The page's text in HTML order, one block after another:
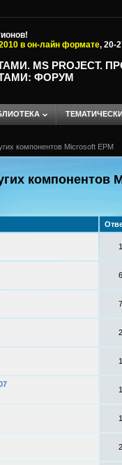
в он-лайн формате, 20-
MS PROJECT.
ФОРУМ
компонентов Microsoft EPM
компонентов
1
6
7
2
1
1
1
2